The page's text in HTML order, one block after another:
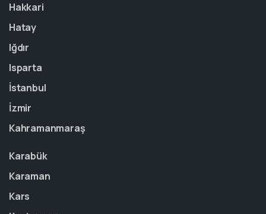
Hakkari
Hatay
Iğdır
Isparta
İstanbul
İzmir
Kahramanmaraş
Karabük
Karaman
Kars